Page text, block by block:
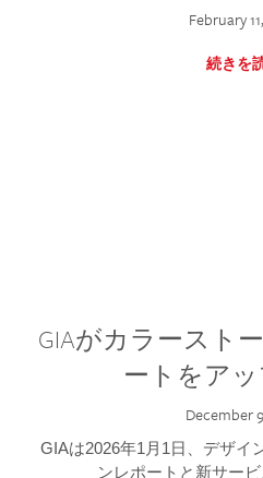
February
続きを
GIAがカラースト
ートをア
December
GIAは2026年1月1日、デザイ
ンレポートと新サービ